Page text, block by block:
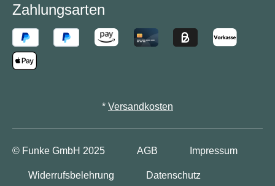
Zahlungsarten
* Versandkosten
© Funke GmbH 2025 AGB Impressum
Widerrufsbelehrung Datenschutz